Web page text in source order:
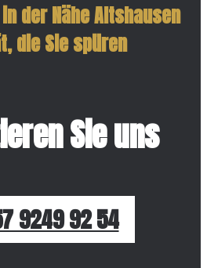
der Nähe Altshausen
die Sie spüren
Sie uns
9249 92 54